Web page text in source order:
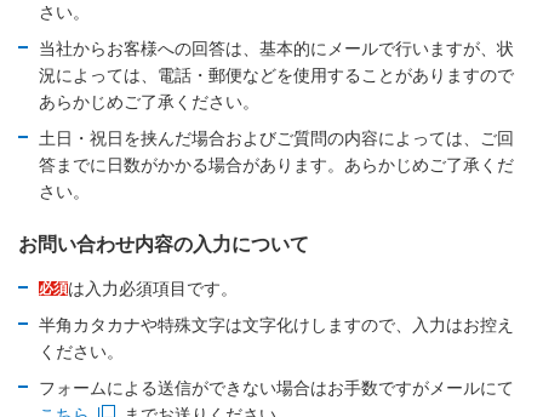
新規ウィンドウを開きます
さい。
当社からお客様への回答は、基本的にメールで行いますが、状
況によっては、電話・郵便などを使用することがありますので
あらかじめご了承ください。
土日・祝日を挟んだ場合およびご質問の内容によっては、ご回
答までに日数がかかる場合があります。あらかじめご了承くだ
さい。
お問い合わせ内容の入力について
必須は入力必須項目です。
半角カタカナや特殊文字は文字化けしますので、入力はお控え
ください。
フォームによる送信ができない場合はお手数ですがメールにて